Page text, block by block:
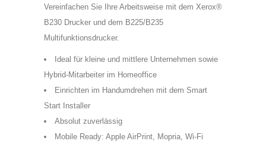
Vereinfachen Sie Ihre Arbeitsweise mit dem Xerox®
B230 Drucker und dem B225/B235
Multifunktionsdrucker.
Ideal für kleine und mittlere Unternehmen sowie
Hybrid-Mitarbeiter im Homeoffice
Einrichten im Handumdrehen mit dem Smart
Start Installer
Absolut zuverlässig
Mobile Ready: Apple AirPrint, Mopria, Wi-Fi